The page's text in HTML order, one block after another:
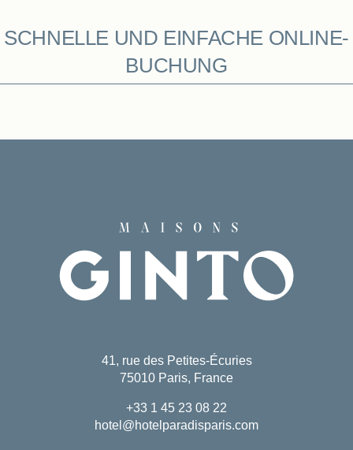
SCHNELLE UND EINFACHE ONLINE-
BUCHUNG
41, rue des Petites-Écuries
75010 Paris, France
+33 1 45 23 08 22
hotel@hotelparadisparis.com